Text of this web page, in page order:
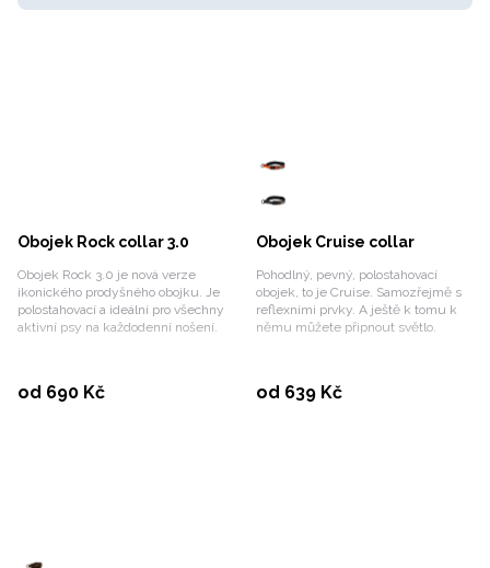
Obojek Rock collar 3.0
Obojek Rock 3.0 je nová verze
ikonického prodyšného obojku. Je
polostahovací a ideální pro všechny
aktivní psy na každodenní nošení.
od 690 KčVybrat variantu
Obojek Cruise collar
Pohodlný, pevný, polostahovací
obojek, to je Cruise. Samozřejmě s
reflexními prvky. A ještě k tomu k
němu můžete připnout světlo.
od 639 KčVybrat variantu